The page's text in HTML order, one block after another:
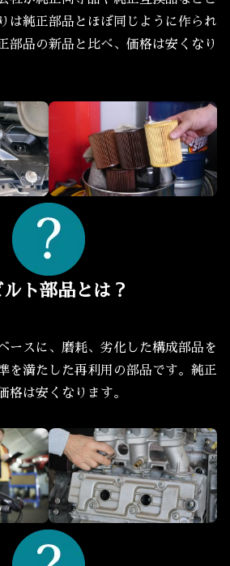
は純正部品とほぼ同じように作られ
部品の新品と比べ、価格は安くなり
ルト部品とは？
ースに、磨耗、劣化した構成部品を
を満たした再利用の部品です。純正
格は安くなります。